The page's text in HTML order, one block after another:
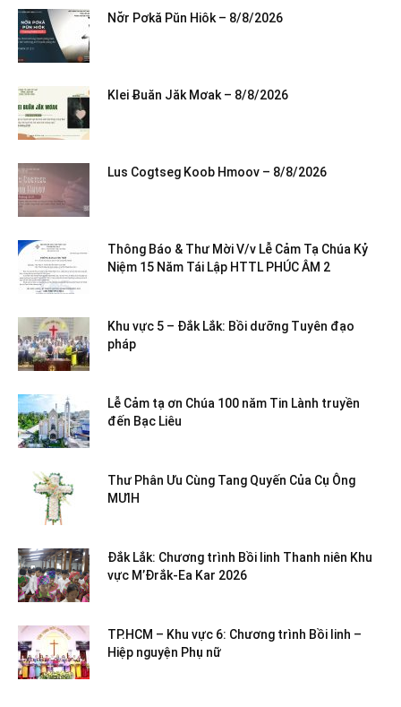
Nơ̆r Pơkă Pŭn Hiôk – 8/8/2026
Klei Ƀuăn Jăk Mơak – 8/8/2026
Lus Cogtseg Koob Hmoov – 8/8/2026
Thông Báo & Thư Mời V/v Lễ Cảm Tạ Chúa Kỷ
Niệm 15 Năm Tái Lập HTTL PHÚC ÂM 2
Khu vực 5 – Đắk Lắk: Bồi dưỡng Tuyên đạo
pháp
Lễ Cảm tạ ơn Chúa 100 năm Tin Lành truyền
đến Bạc Liêu
Thư Phân Ưu Cùng Tang Quyến Của Cụ Ông
MƯIH
Đắk Lắk: Chương trình Bồi linh Thanh niên Khu
vực M’Đrắk-Ea Kar 2026
TP.HCM – Khu vực 6: Chương trình Bồi linh –
Hiệp nguyện Phụ nữ